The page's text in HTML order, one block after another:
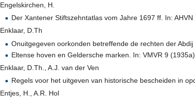
Engelskirchen, H.
Der Xantener Stiftszehntatlas vom Jahre 1697 ff. In:
Enklaar, D.Th
Onuitgegeven oorkonden betreffende de rechten der
Eltense hoven en Geldersche marken. In: VMVR 9
Enklaar, D.Th., A.J. van der Ven
Regels voor het uitgeven van historische bescheiden in
Entjes, H., A.R. Hol